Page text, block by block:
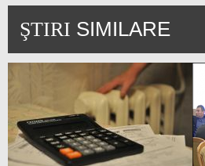
ŞTIRI SIMILARE